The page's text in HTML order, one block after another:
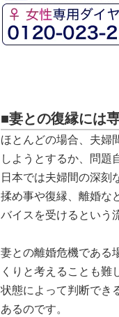
■妻との復縁には
ほとんどの場合、夫婦
しようとするか、問題
日本では夫婦間の深刻
揉め事や復縁、離婚な
バイスを受けるという
妻との離婚危機である
くりと考えることも難
状態によって判断でき
あるのです。